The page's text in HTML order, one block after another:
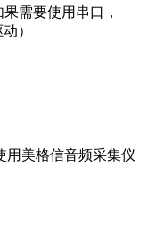
需要使用串口，
）
用美格信音频采集仪